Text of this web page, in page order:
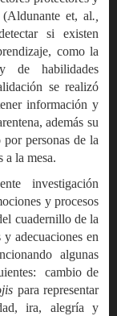
et, al.,
si existen
como la
de habilidades
se realizó
información y
además su
personas de la
a la mesa.
investigación
y procesos
cuadernillo de la
adecuaciones en
algunas
cambio de
para representar
ira, alegría y